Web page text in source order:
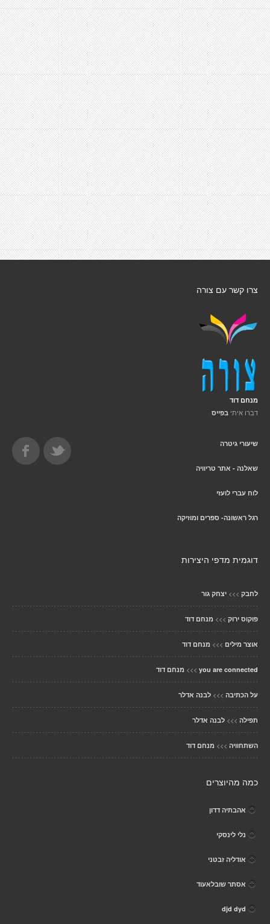
צרו קשר עם צורה
מנחם דוד
דברו איתי בפייס
שיעורי גיטרה
שאלנה - אתר טריוויה
לוח עברי לועזי
רגל ראשונה- ספרים ומוזיקה
דוגמית מדפי היצירות
לחבק >>> יצחק גור
פוקוס ירוק >>> מנחם דוד
אוצר מילים >>> מנחם דוד
you are connected
>>> מנחם דוד
על הכתיבה >>> לבנה אדלר
תפילה >>> לבנה אדלר
השתחוויה >>> מנחם דוד
כמה מהיוצרים
אהבתיה דדון
נלי לינסקי
אודליה זבטני
אסתר שובלאעוד
djd dyd